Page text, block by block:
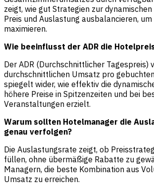
zeigt, wie gut Strategien zur
Preis und Auslastung ausbalancieren,
maximieren.
Wie beeinflusst der ADR die
Der ADR (Durchschnittlicher Tagespreis)
durchschnittlichen Umsatz pro
spiegelt wider, wie effektiv die
höhere Preise in Spitzenzeiten und bei
Veranstaltungen erzielt.
Warum sollten Hotelmanager die
genau verfolgen?
Die Auslastungsrate zeigt, ob
füllen, ohne übermäßige Rabatte zu
Managern, die beste Kombination aus
Umsatz zu erreichen.